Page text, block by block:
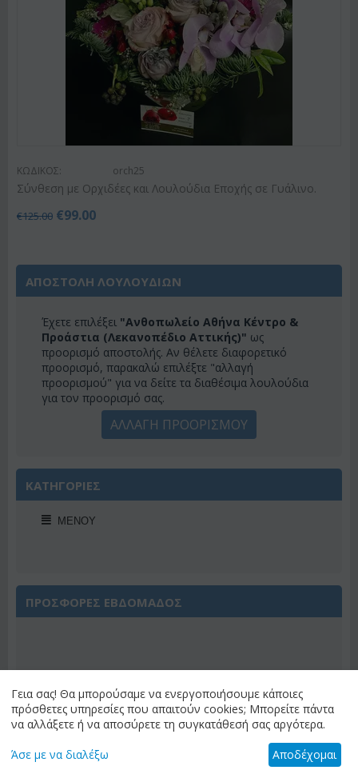
ΚΩΔΙΚΟΣ: orch25
Σύνθεση με Ορχιδέες και Λουλούδια Εποχής σε Γυάλινο.
€125.00 €99.00
ΑΠΟΣΤΟΛΗ ΛΟΥΛΟΥΔΙΩΝ
Έχετε επιλέξει "Ανθοπωλείο Αθήνα Κέντρο &
Προάστια (Λεκανοπέδιο Αττικής)" ως
προορισμό αποστολής. Αν θέλετε διαφορετικό
προορισμό, παρακαλώ επιλέξτε "αλλαγή
προορισμού" για να δείτε τα διαθέσιμα λουλούδια
για τον προορισμό σας.
ΑΛΛΑΓΗ ΠΡΟΟΡΙΣΜΟΥ
ΚΑΤΗΓΟΡΙΕΣ
ΜΕΝΟΎ
ΠΡΟΣΦΟΡΕΣ ΕΒΔΟΜΑΔΟΣ
Έκπτωση 22%
Γεια σας! Θα μπορούσαμε να ενεργοποιήσουμε κάποιες
πρόσθετες υπηρεσίες που απαιτούν cookies; Μπορείτε πάντα
να αλλάξετε ή να αποσύρετε τη συγκατάθεσή σας αργότερα.
Άσε με να διαλέξω Αποδέχομαι